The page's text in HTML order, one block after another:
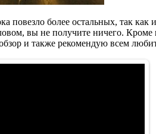
повезло более остальных, так
вы не получите ничего. Кроме
и также рекомендую всем